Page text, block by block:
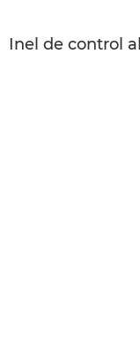
Inel de control